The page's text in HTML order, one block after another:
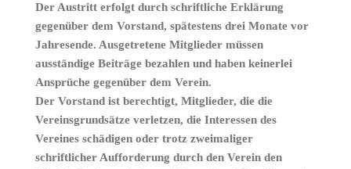
Der Austritt erfolgt durch schriftliche Erklärung
gegenüber dem Vorstand, spätestens drei Monate vor
Jahresende. Ausgetretene Mitglieder müssen
ausständige Beiträge bezahlen und haben keinerlei
Ansprüche gegenüber dem Verein.
Der Vorstand ist berechtigt, Mitglieder, die die
Vereinsgrundsätze verletzen, die Interessen des
Vereines schädigen oder trotz zweimaliger
schriftlicher Aufforderung durch den Verein den